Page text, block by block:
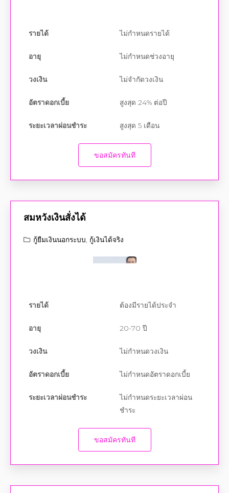
รายได้ ไม่กำหนดรายได้
อายุ ไม่กำหนดช่วงอายุ
วงเงิน ไม่จำกัดวงเงิน
อัตราดอกเบี้ย สูงสุด 24% ต่อปี
ระยะเวลาผ่อนชำระ สูงสุด 5 เดือน
ขอสมัครทันที
สมหวังเงินสั่งได้
กู้ยืมเงินนอกระบบ กู้เงินได้จริง
รายได้ ต้องมีรายได้ประจำ
อายุ 20-70 ปี
วงเงิน ไม่กำหนดวงเงิน
อัตราดอกเบี้ย ไม่กำหนดอัตราดอกเบี้ย
ระยะเวลาผ่อนชำระ
ไม่กำหนดระยะเวลาผ่อน
ชำระ
ขอสมัครทันที